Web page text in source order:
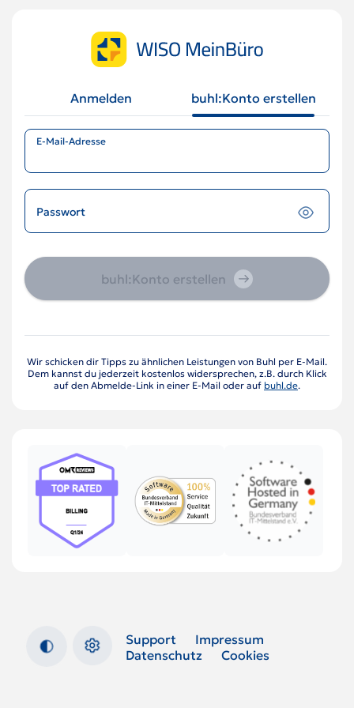
Anmelden buhl:Konto erstellen
E-Mail-Adresse
Passwort
buhl:Konto erstellen
Wir schicken dir Tipps zu ähnlichen Leistungen von Buhl per E-Mail.
Dem kannst du jederzeit kostenlos widersprechen, z.B. durch Klick
auf den Abmelde-Link in einer E-Mail oder auf buhl.de.
Support
Impressum
Datenschutz
Cookies